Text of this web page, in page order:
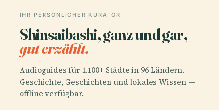
IHR PERSÖNLICHER KURATOR
Shinsaibashi, ganz und gar,
gut erzählt.
Audioguides für 1.100+ Städte in 96 Ländern.
Geschichte, Geschichten und lokales Wissen —
offline verfügbar.